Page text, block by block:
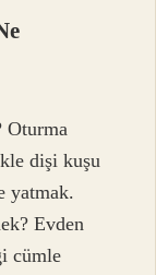
Oturma
dişi kuşu
yatmak.
Evden
cümle